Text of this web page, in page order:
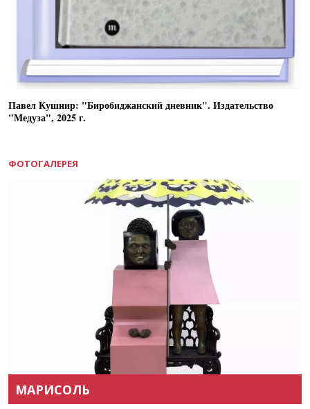
Павел Кушнир: "Биробиджанский дневник". Издательство
"Медуза", 2025 г.
ФОТОГАЛЕРЕЯ
МАРИСОЛЬ